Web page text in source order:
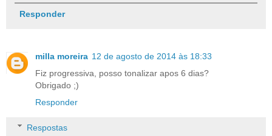
Responder
milla moreira 12 de agosto de 2014 às 18:33
Fiz progressiva, posso tonalizar apos 6 dias?
Obrigado ;)
Responder
Respostas